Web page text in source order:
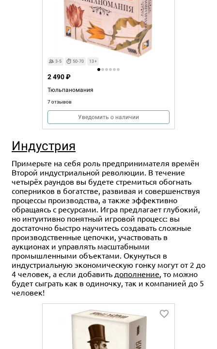
3-5 50-70 13+
Тюльпаномания
7 отзывов
2 490 ₽
Уведомить о наличии
Индустрия
Примерьте на себя роль предпринимателя времён
Второй индустриальной революции. В течение
четырёх раундов вы будете стремиться обогнать
соперников в богатстве, развивая и совершенствуя
процессы производства, а также эффективно
обращаясь с ресурсами. Игра предлагает глубокий,
но интуитивно понятный игровой процесс: вы
достаточно быстро научитесь создавать сложные
производственные цепочки, участвовать в
аукционах и управлять масштабными
промышленными объектами. Окунуться в
индустриальную экономическую гонку могут от 2 до
4 человек, а если добавить дополнение, то можно
будет сыграть как в одиночку, так и компанией до 5
человек!